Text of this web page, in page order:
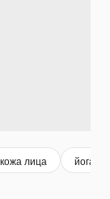
кожа лица йога